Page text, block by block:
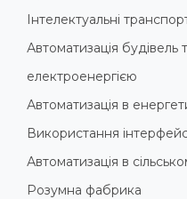
Інтелектуальні
Автоматизація будівель
електроенергією
Автоматизація в
Використання
Автоматизація в
Розумна фабрика